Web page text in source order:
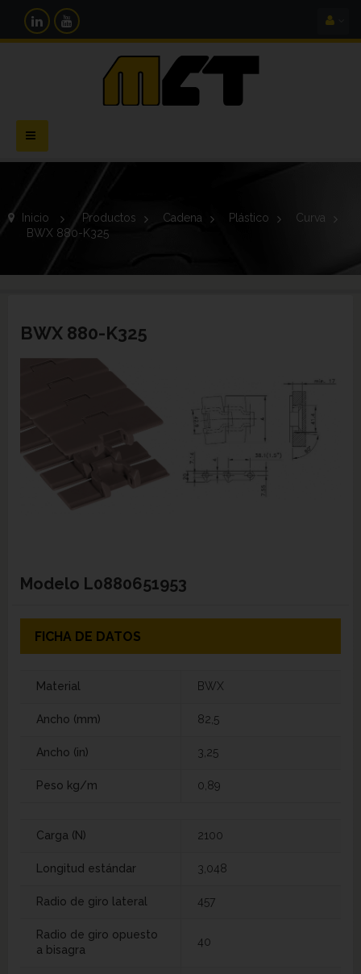
Navegación
Toggle
Inicio > Productos > Cadena > Plástico >
Curva
BWX 880-K325
BWX 880-K325
Modelo L0880651953
FICHA DE DATOS
Material BWX
Ancho (mm) 82,5
Ancho (in) 3,25
Peso kg/m 0,89
Carga (N) 2100
Longitud estándar 3,048
Radio de giro lateral 457
Radio de giro opuesto
a bisagra
40